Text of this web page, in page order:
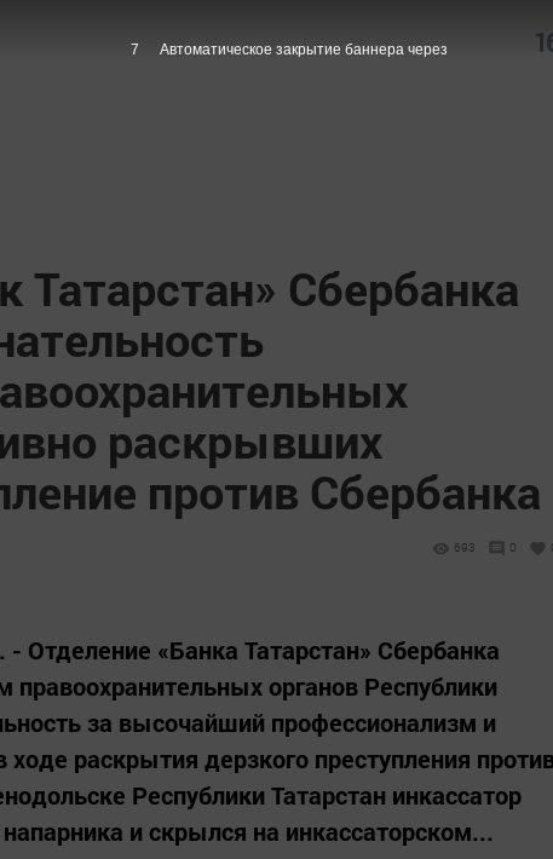
Татарстан» Сбербанка
раскрывших
против Сбербанка
693 0
- Отделение «Банка Татарстан» Сбербанка
органов Республики
за высочайший профессионализм и
раскрытия дерзкого преступления
Республики Татарстан инкассатор
и скрылся на инкассаторском...
6 Автоматическое закрытие баннера через